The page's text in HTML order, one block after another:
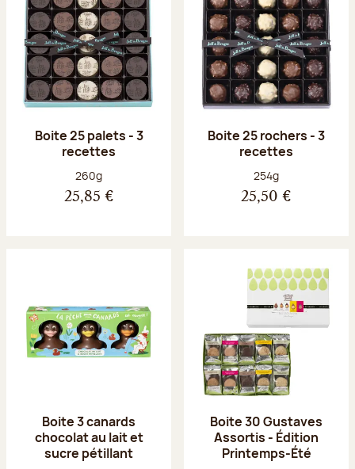
Boite 25 palets - 3
recettes
Poids net :
260g
25,85 €
Boite 25 rochers - 3
recettes
Poids net :
254g
25,50 €
Boite 3 canards
chocolat au lait et
sucre pétillant
Boite 30 Gustaves
Assortis - Édition
Printemps-Été